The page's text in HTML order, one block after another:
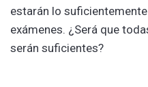
estarán lo
exámenes. ¿Será que
serán suficientes?